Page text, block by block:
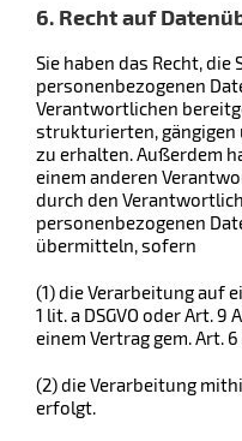
6. Recht auf
Sie haben das Recht, die
personenbezogenen
Verantwortlichen
strukturierten, gängigen
zu erhalten. Außerdem
einem anderen
durch den
personenbezogenen
übermitteln, sofern
(1) die Verarbeitung auf
1 lit. a DSGVO oder Art. 9
einem Vertrag gem. Art.
(2) die Verarbeitung
erfolgt.